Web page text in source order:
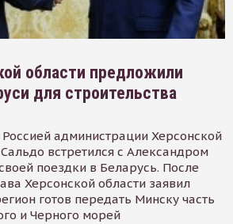
области предложили
для строительства
Россией администрации Херсонской
встретился с Александром
поездки в Беларусь. После
Херсонской области заявил
готов передать Минску часть
и Черного морей